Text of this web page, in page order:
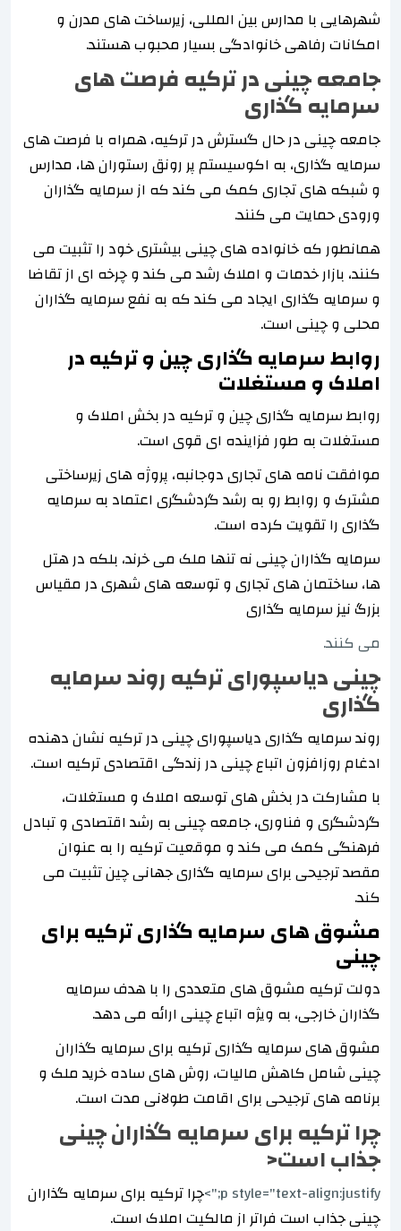
شهرهایی با مدارس بین المللی، زیرساخت های مدرن و
امکانات رفاهی خانوادگی بسیار محبوب هستند.
جامعه چینی در ترکیه فرصت های
سرمایه گذاری
جامعه چینی در حال گسترش در ترکیه، همراه با فرصت های
سرمایه گذاری، به اکوسیستم پر رونق رستوران ها، مدارس
و شبکه های تجاری کمک می کند که از سرمایه گذاران
ورودی حمایت می کنند.
همانطور که خانواده های چینی بیشتری خود را تثبیت می
کنند، بازار خدمات و املاک رشد می کند و چرخه ای از تقاضا
و سرمایه گذاری ایجاد می کند که به نفع سرمایه گذاران
محلی و چینی است.
روابط سرمایه گذاری چین و ترکیه در
املاک و مستغلات
روابط سرمایه گذاری چین و ترکیه در بخش املاک و
مستغلات به طور فزاینده ای قوی است.
موافقت نامه های تجاری دوجانبه، پروژه های زیرساختی
مشترک و روابط رو به رشد گردشگری اعتماد به سرمایه
گذاری را تقویت کرده است.
سرمایه گذاران چینی نه تنها ملک می خرند، بلکه در هتل
ها، ساختمان های تجاری و توسعه های شهری در مقیاس
بزرگ نیز سرمایه گذاری
می کنند.
چینی دیاسپورای ترکیه روند سرمایه
گذاری
روند سرمایه گذاری دیاسپورای چینی در ترکیه نشان دهنده
ادغام روزافزون اتباع چینی در زندگی اقتصادی ترکیه است.
با مشارکت در بخش های توسعه املاک و مستغلات،
گردشگری و فناوری، جامعه چینی به رشد اقتصادی و تبادل
فرهنگی کمک می کند و موقعیت ترکیه را به عنوان
مقصد ترجیحی برای سرمایه گذاری جهانی چین تثبیت می
کند.
مشوق های سرمایه گذاری ترکیه برای
چینی
دولت ترکیه مشوق های متعددی را با هدف سرمایه
گذاران خارجی، به ویژه اتباع چینی ارائه می دهد.
مشوق های سرمایه گذاری ترکیه برای سرمایه گذاران
چینی شامل کاهش مالیات، روش های ساده خرید ملک و
برنامه های ترجیحی برای اقامت طولانی مدت است.
چرا ترکیه برای سرمایه گذاران چینی
جذاب است<
p style="text-align:justify;"> چرا ترکیه برای سرمایه گذاران
چینی جذاب است فراتر از مالکیت املاک است.